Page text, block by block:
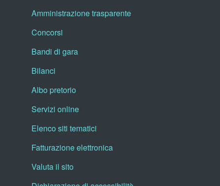
Amministrazione trasparente
Concorsi
Bandi di gara
Bilanci
Albo pretorio
Servizi online
Elenco siti tematici
Fatturazione elettronica
Valuta il sito